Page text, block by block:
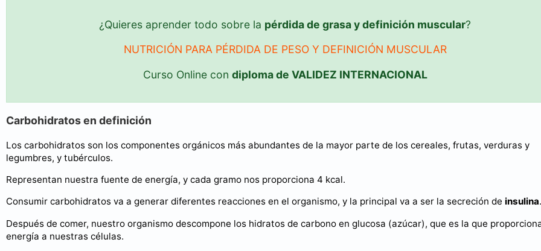
¿Quieres aprender todo sobre la pérdida de grasa y definición muscular?
NUTRICIÓN PARA PÉRDIDA DE PESO Y DEFINICIÓN MUSCULAR
Curso Online con diploma de VALIDEZ INTERNACIONAL
Carbohidratos en definición
Los carbohidratos son los componentes orgánicos más abundantes de la mayor parte de los cereales, frutas, verduras y
legumbres, y tubérculos.
Representan nuestra fuente de energía, y cada gramo nos proporciona 4 kcal.
Consumir carbohidratos va a generar diferentes reacciones en el organismo, y la principal va a ser la secreción de insulina.
Después de comer, nuestro organismo descompone los hidratos de carbono en glucosa (azúcar), que es la que
energía a nuestras células.